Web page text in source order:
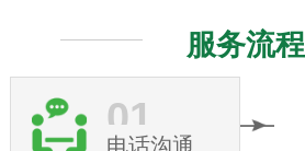
服务流程
01
电话沟通